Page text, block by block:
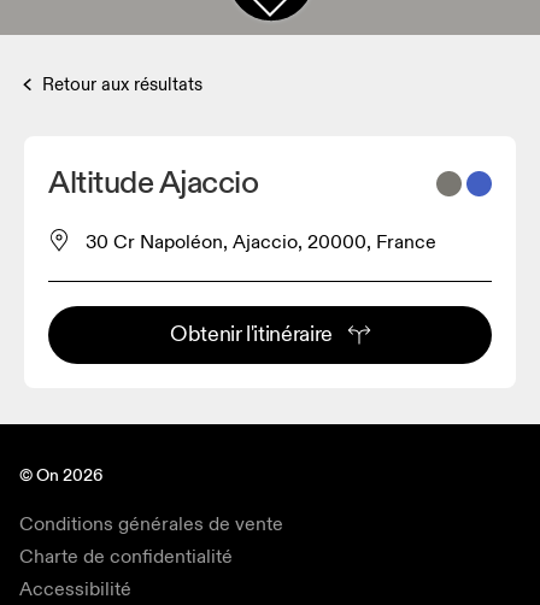
Retour aux résultats
Altitude Ajaccio
30 Cr Napoléon, Ajaccio, 20000, France
Obtenir l'itinéraire
© On 2026
Conditions générales de vente
Charte de confidentialité
Accessibilité